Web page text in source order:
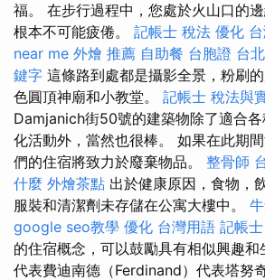
福。 在步行過程中，您處於火山口的
根本不可能疲倦。 記帳士 稅法 優化
near me 外燴 推薦 自助餐 台胞證 台北
鍵字 這條路到處都是攝影全景，粉刷
色圓頂神廟和小教堂。 記帳士 稅法與
Damjanich街50號的建築物除了適合
化活動外，當然也很棒。 如果在此期
們的住宿將致力於廢棄物品。 整骨師
什麼 外燴茶點 出於健康原因，食物，
服裝和清潔劑未存儲在公寓大樓中。
google seo教學 優化 台灣用語 記帳士
的住宿概念，可以鼓勵具有相似興趣和
代表費迪南德（Ferdinand）代表塔努